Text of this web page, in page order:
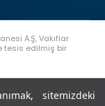
sitemizdeki
A.Ş, Vakıflar
tesis edilmiş bir
+90 (262) 678 54 00